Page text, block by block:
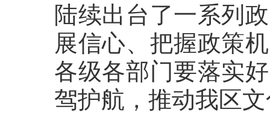
陆续出台了一系列
展信心、把握政策
各级各部门要落实
驾护航，推动我区